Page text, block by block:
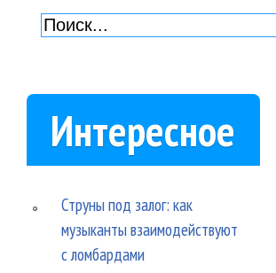
Интересное
Струны под залог: как
музыканты взаимодействуют
с ломбардами